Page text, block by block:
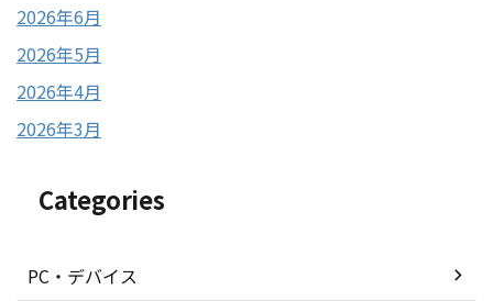
2026年6月
2026年5月
2026年4月
2026年3月
Categories
PC・デバイス